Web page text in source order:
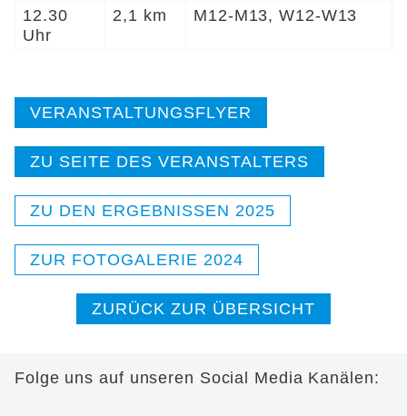
12.30
Uhr
2,1 km M12-M13, W12-W13
VERANSTALTUNGSFLYER
ZU SEITE DES VERANSTALTERS
ZU DEN ERGEBNISSEN 2025
ZUR FOTOGALERIE 2024
ZURÜCK ZUR ÜBERSICHT
Folge uns auf unseren Social Media Kanälen: